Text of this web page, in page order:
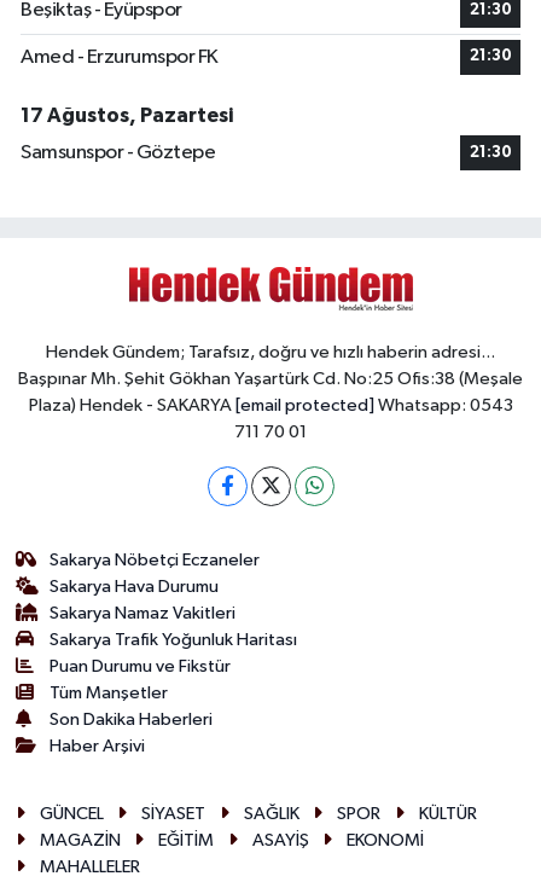
Beşiktaş - Eyüpspor 21:30
Amed - Erzurumspor FK 21:30
17 Ağustos, Pazartesi
Samsunspor - Göztepe
21:30
Hendek Gündem; Tarafsız, doğru ve hızlı haberin adresi...
Başpınar Mh. Şehit Gökhan Yaşartürk Cd. No:25 Ofis:38 (Meşale
Plaza) Hendek - SAKARYA [email protected] Whatsapp: 0543
711 70 01
Sakarya Nöbetçi Eczaneler
Sakarya Hava Durumu
Sakarya Namaz Vakitleri
Sakarya Trafik Yoğunluk Haritası
Puan Durumu ve Fikstür
Tüm Manşetler
Son Dakika Haberleri
Haber Arşivi
GÜNCEL SİYASET SAĞLIK SPOR
KÜLTÜR
MAGAZİN
EĞİTİM ASAYİŞ
EKONOMİ
MAHALLELER